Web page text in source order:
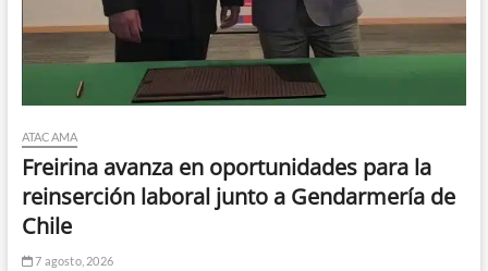
ATACAMA
Freirina avanza en oportunidades para la
reinserción laboral junto a Gendarmería de
Chile
7 agosto, 2026